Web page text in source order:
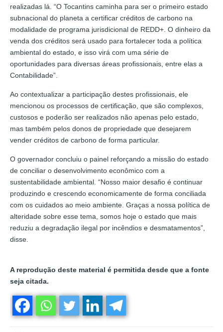
realizadas lá. “O Tocantins caminha para ser o primeiro estado
subnacional do planeta a certificar créditos de carbono na
modalidade de programa jurisdicional de REDD+. O dinheiro da
venda dos créditos será usado para fortalecer toda a política
ambiental do estado, e isso virá com uma série de
oportunidades para diversas áreas profissionais, entre elas a
Contabilidade”.
Ao contextualizar a participação destes profissionais, ele
mencionou os processos de certificação, que são complexos,
custosos e poderão ser realizados não apenas pelo estado,
mas também pelos donos de propriedade que desejarem
vender créditos de carbono de forma particular.
O governador concluiu o painel reforçando a missão do estado
de conciliar o desenvolvimento econômico com a
sustentabilidade ambiental. “Nosso maior desafio é continuar
produzindo e crescendo economicamente de forma conciliada
com os cuidados ao meio ambiente. Graças a nossa política de
alteridade sobre esse tema, somos hoje o estado que mais
reduziu a degradação ilegal por incêndios e desmatamentos”,
disse.
A reprodução deste material é permitida desde que a fonte
seja citada.